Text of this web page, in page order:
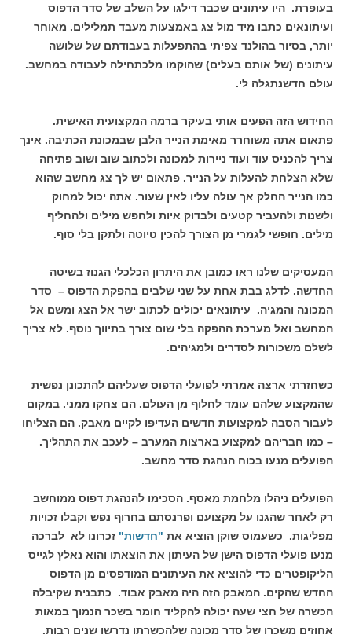
בעופרת. היו עיתונים שכבר דילגו על השלב של סדר הדפוס
ועיתונאים כתבו מיד מול צג באמצעות מעבד תמלילים. מאוחר
יותר, בסיור בהולנד צפיתי בהתפעלות בעבודתם של שלושה
עיתונים (של אותם בעלים) שהוקמו מלכתחילה לעבודה במחשב.
עולם חדשנתגלה לי.
החידוש הזה הפעים אותי בעיקר ברמה המקצועית האישית.
פתאום אתה משוחרר מאימת הנייר הלבן שבמכונת הכתיבה. אינך
צריך להכניס עוד ועוד ניירות למכונה ולכתוב שוב ושוב פתיחה
שלא הצלחת להעלות על הנייר. פתאום יש לך צג מחשב שהוא
כמו הנייר החלק אך עולה עליו לאין שעור. אתה יכול למחוק
ולשנות ולהעביר קטעים ולבדוק איות ולחפש מילים ולהחליף
מילים. חופשי לגמרי מן הצורך להכין טיוטה ולתקן בלי סוף.
המעסיקים שלנו ראו כמובן את היתרון הכלכלי הגנוז בשיטה
החדשה. לדלג בבת אחת על שני שלבים בהפקת הדפוס – סדר
המכונה והמגיה. עיתונאים יכולים לכתוב ישר אל הצג ומשם אל
המחשב ואל מערכת ההפקה בלי שום צורך בתיווך נוסף. לא צריך
לשלם משכורות לסדרים ולמגיהים.
כשחזרתי ארצה אמרתי לפועלי הדפוס שעליהם להתכונן נפשית
שהמקצוע שלהם עומד לחלוף מן העולם. הם צחקו ממני. במקום
לעבור הסבה למקצועות חדשים העדיפו לקיים מאבק. הם הצליחו
– כמו חבריהם למקצוע בארצות המערב – לעכב את התהליך.
הפועלים מנעו בכוח הנהגת סדר מחשב.
הפועלים ניהלו מלחמת מאסף. הסכימו להנהגת דפוס ממוחשב
רק לאחר שהגנו על מקצועם ופרנסתם בחרוף נפש וקבלו זכויות
מפליגות. כשעמוס שוקן הוציא את "חדשות" זכרונו לא לברכה
מנעו פועלי הדפוס הישן של העיתון את הוצאתו והוא נאלץ לגייס
הליקופטרים כדי להוציא את העיתונים המודפסים מן הדפוס
החדש שהקים. המאבק הזה היה מאבק אבוד. כתבנית שקיבלה
הכשרה של חצי שעה יכולה להקליד חומר בשכר הנמוך במאות
אחוזים משכרו של סדר מכונה שלהכשרתו נדרשו שנים רבות.